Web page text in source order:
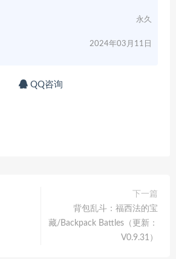
永久
2024年03月11日
QQ咨询
下一篇
背包乱斗：福西法的宝
藏/Backpack Battles（更新：
V0.9.31）